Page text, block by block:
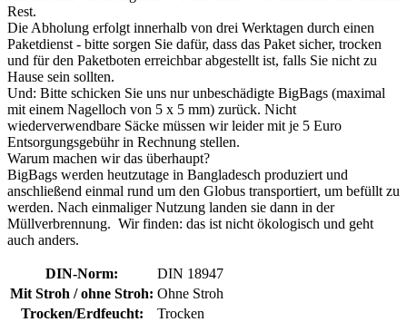
Rest.
Die Abholung erfolgt innerhalb von drei Werktagen durch einen
Paketdienst - bitte sorgen Sie dafür, dass das Paket sicher, trocken
und für den Paketboten erreichbar abgestellt ist, falls Sie nicht zu
Hause sein sollten.
Und: Bitte schicken Sie uns nur unbeschädigte BigBags (maximal
mit einem Nagelloch von 5 x 5 mm) zurück. Nicht
wiederverwendbare Säcke müssen wir leider mit je 5 Euro
Entsorgungsgebühr in Rechnung stellen.
Warum machen wir das überhaupt?
BigBags werden heutzutage in Bangladesch produziert und
anschließend einmal rund um den Globus transportiert, um befüllt zu
werden. Nach einmaliger Nutzung landen sie dann in der
Müllverbrennung. Wir finden: das ist nicht ökologisch und geht
auch anders.
DIN-Norm:
DIN 18947
Mit Stroh / ohne Stroh: Ohne Stroh
Trocken/Erdfeucht:
Trocken